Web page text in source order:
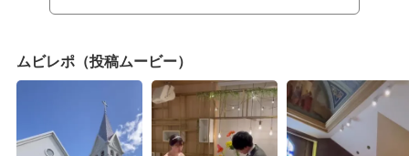
ムビレポ（投稿ムービー）